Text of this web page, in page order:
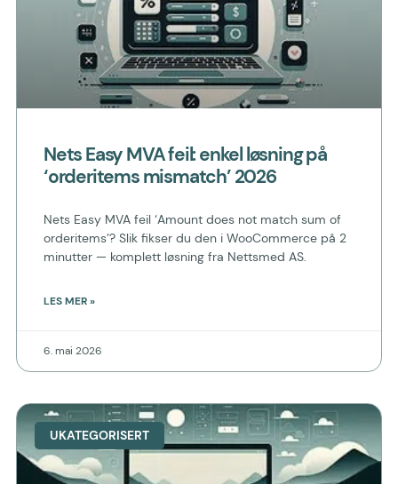
Nets Easy MVA feil: enkel løsning på
‘orderitems mismatch’ 2026
Nets Easy MVA feil ‘Amount does not match sum of
orderitems’? Slik fikser du den i WooCommerce på 2
minutter — komplett løsning fra Nettsmed AS.
LES MER »
6. mai 2026
UKATEGORISERT